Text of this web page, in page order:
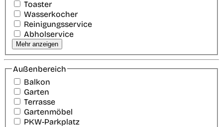
Toaster
Wasserkocher
Reinigungsservice
Abholservice
Mehr anzeigen
Außenbereich
Balkon
Garten
Terrasse
Gartenmöbel
PKW-Parkplatz